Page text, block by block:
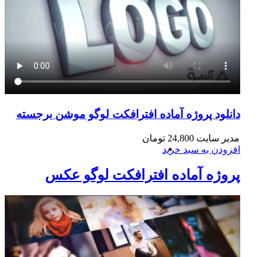
دانلود پروژه آماده افترافکت لوگو موشن برجسته
مدیر سایت 24,800 تومان
افزودن به سبد خرید
پروژه آماده افترافکت لوگو عکس